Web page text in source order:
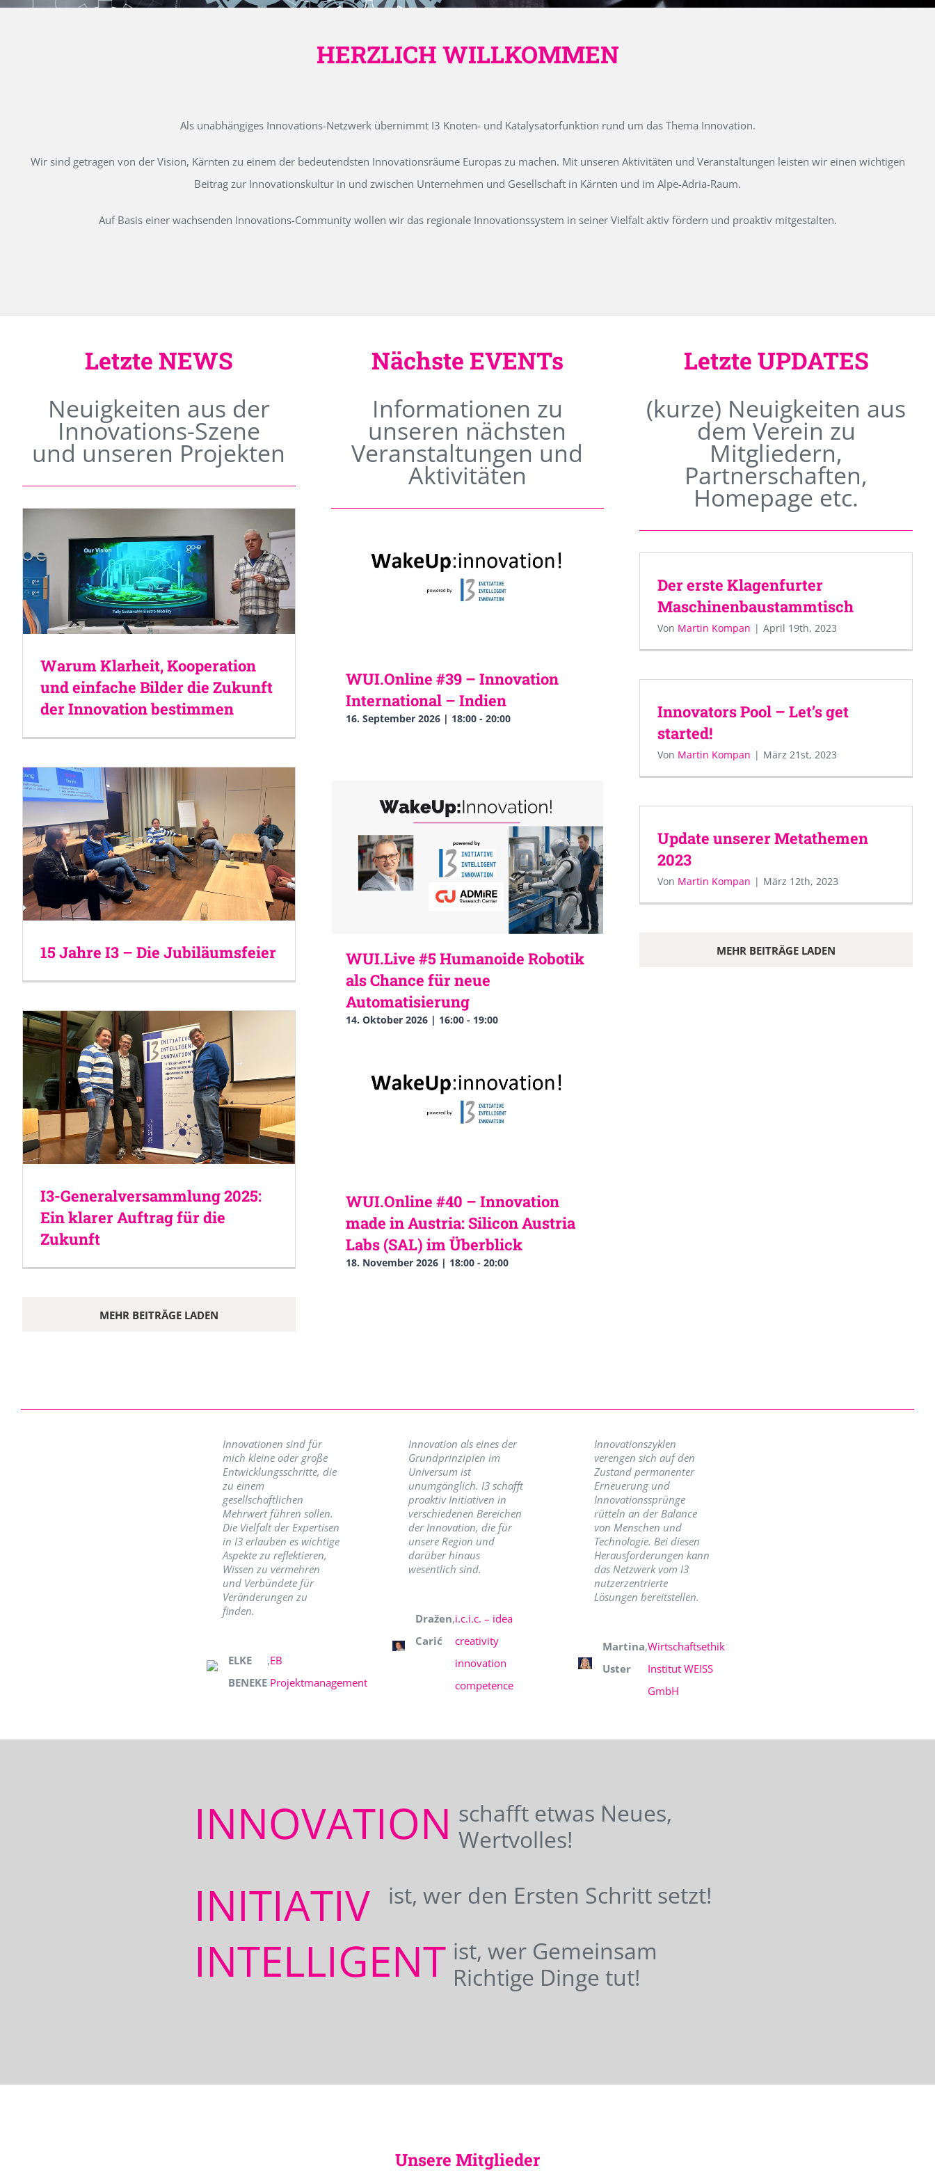
HERZLICH WILLKOMMEN
Als unabhängiges Innovations-Netzwerk übernimmt I3 Knoten- und Katalysatorfunktion rund um das Thema Innovation.
Wir sind getragen von der Vision, Kärnten zu einem der bedeutendsten Innovationsräume Europas zu machen. Mit unseren Aktivitäten und Veranstaltungen leisten wir einen wichtigen
Beitrag zur Innovationskultur in und zwischen Unternehmen und Gesellschaft in Kärnten und im Alpe-Adria-Raum.
Auf Basis einer wachsenden Innovations-Community wollen wir das regionale Innovationssystem in seiner Vielfalt aktiv fördern und proaktiv mitgestalten.
Letzte NEWS
Neuigkeiten aus der
Innovations-Szene
und unseren Projekten
Warum Klarheit, Kooperation
und einfache Bilder die Zukunft
der Innovation bestimmen
15 Jahre I3 – Die Jubiläumsfeier
I3-Generalversammlung 2025:
Ein klarer Auftrag für die
Zukunft
MEHR BEITRÄGE LADEN
Nächste EVENTs
Informationen zu
unseren nächsten
Veranstaltungen und
Aktivitäten
WUI.Online #39 – Innovation
International – Indien
16. September 2026 | 18:00- 20:00
WUI.Live #5 Humanoide Robotik
als Chance für neue
Automatisierung
14. Oktober 2026 | 16:00- 19:00
WUI.Online #40 – Innovation
made in Austria: Silicon Austria
Labs (SAL) im Überblick
18. November 2026 | 18:00- 20:00
Letzte UPDATES
(kurze) Neuigkeiten aus
dem Verein zu
Mitgliedern,
Partnerschaften,
Homepage etc.
Der erste Klagenfurter
Maschinenbaustammtisch
Von Martin Kompan | April 19th, 2023
Innovators Pool – Let’s get
started!
Von Martin Kompan | März 21st, 2023
Update unserer Metathemen
2023
Von Martin Kompan | März 12th, 2023
MEHR BEITRÄGE LADEN
Innovationen sind für
mich kleine oder große
Entwicklungsschritte, die
zu einem
gesellschaftlichen
Mehrwert führen sollen.
Die Vielfalt der Expertisen
in I3 erlauben es wichtige
Aspekte zu reflektieren,
Wissen zu vermehren
und Verbündete für
Veränderungen zu
finden.
ELKE
BENEKE
,EB
Projektmanagement
Innovation als eines der
Grundprinzipien im
Universum ist
unumgänglich. I3 schafft
proaktiv Initiativen in
verschiedenen Bereichen
der Innovation, die für
unsere Region und
darüber hinaus
wesentlich sind.
Dražen
Carić
,i.c.i.c. – idea
creativity
innovation
competence
Innovationszyklen
verengen sich auf den
Zustand permanenter
Erneuerung und
Innovationssprünge
rütteln an der Balance
von Menschen und
Technologie. Bei diesen
Herausforderungen kann
das Netzwerk vom I3
nutzerzentrierte
Lösungen bereitstellen.
Martina
Uster
,Wirtschaftsethik
Institut WEISS
GmbH
INNOVATION schafft etwas Neues,
Wertvolles!
INITIATIV ist, wer den Ersten Schritt setzt!
INTELLIGENT ist, wer Gemeinsam
Richtige Dinge tut!
Unsere Mitglieder